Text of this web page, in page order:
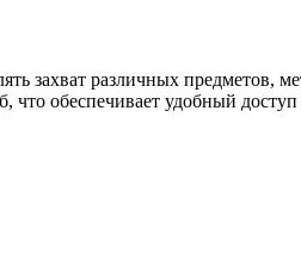
захват различных предметов,
обеспечивает удобный доступ